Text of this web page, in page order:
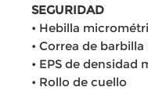
SEGURIDAD
• Hebilla
• Correa de
• EPS de densidad
• Rollo de cuello